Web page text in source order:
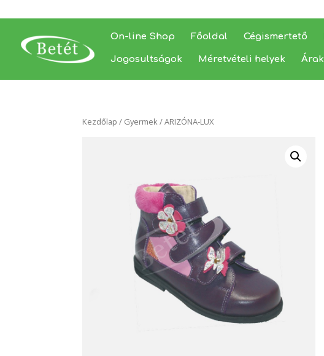
On-line Shop Főoldal Cégismertető
Jogosultságok Méretvételi helyek Árak
Kezdőlap / Gyermek / ARIZÓNA-LUX